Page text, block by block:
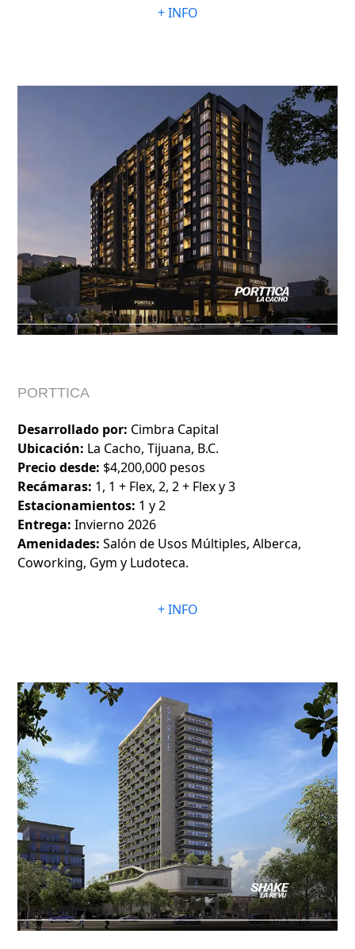
+ INFO
PORTTICA
Desarrollado por: Cimbra Capital
Ubicación: La Cacho, Tijuana, B.C.
Precio desde: $4,200,000 pesos
Recámaras: 1, 1 + Flex, 2, 2 + Flex y 3
Estacionamientos: 1 y 2
Entrega: Invierno 2026
Amenidades: Salón de Usos Múltiples, Alberca,
Coworking, Gym y Ludoteca.
+ INFO